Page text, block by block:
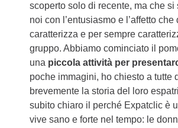
scoperto solo di recente, ma che si
noi con l’entusiasmo e l’affetto che
caratterizza e per sempre
gruppo. Abbiamo cominciato il
una piccola attività per
poche immagini, ho chiesto a tutte
brevemente la storia del loro
subito chiaro il perché Expatclic è
vive sano e forte nel tempo: le